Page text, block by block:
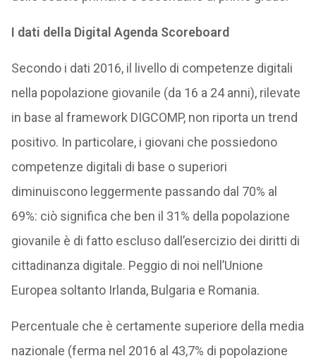
I dati della Digital Agenda Scoreboard
Secondo i dati 2016, il livello di competenze digitali
nella popolazione giovanile (da 16 a 24 anni), rilevate
in base al framework DIGCOMP, non riporta un trend
positivo. In particolare, i giovani che possiedono
competenze digitali di base o superiori
diminuiscono leggermente passando dal 70% al
69%: ciò significa che ben il 31% della popolazione
giovanile è di fatto escluso dall’esercizio dei diritti di
cittadinanza digitale. Peggio di noi nell’Unione
Europea soltanto Irlanda, Bulgaria e Romania.
Percentuale che è certamente superiore della media
nazionale (ferma nel 2016 al 43,7% di popolazione